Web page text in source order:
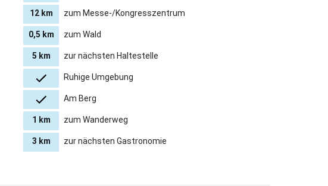
12 km zum Messe-/Kongresszentrum
0,5 km zum Wald
5 km zur nächsten Haltestelle
Ruhige Umgebung
Am Berg
1 km zum Wanderweg
3 km zur nächsten Gastronomie